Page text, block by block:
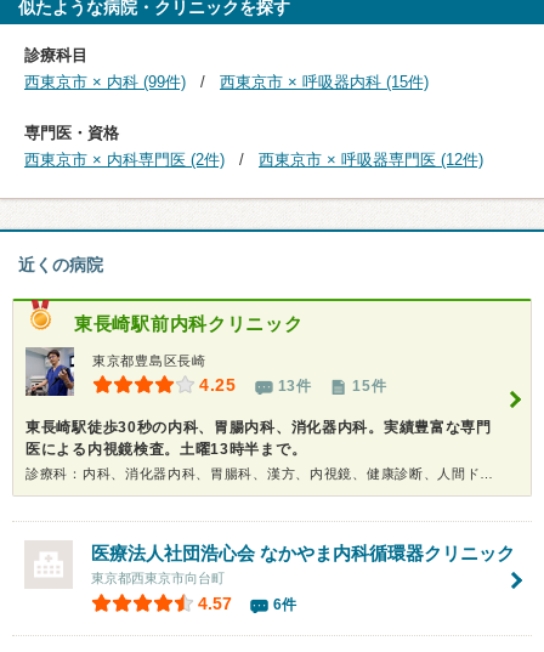
似たような病院・クリニックを探す
診療科目
西東京市 × 内科 (99件)
西東京市 × 呼吸器内科 (15件)
専門医・資格
西東京市 × 内科専門医 (2件)
西東京市 × 呼吸器専門医 (12件)
近くの病院
東長崎駅前内科クリニック
東京都豊島区長崎
4.25 13件 15件
東長崎駅徒歩30秒の内科、胃腸内科、消化器内科。実績豊富な専門
医による内視鏡検査。土曜13時半まで。
医療法人社団浩心会 なかやま内科循環器クリニック
東京都西東京市向台町
4.57 6件